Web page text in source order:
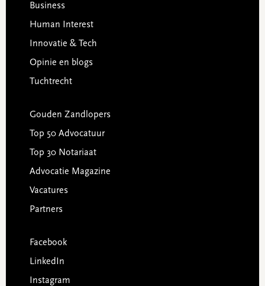
Business
Human Interest
Innovatie & Tech
Opinie en blogs
Tuchtrecht
Gouden Zandlopers
Top 50 Advocatuur
Top 30 Notariaat
Advocatie Magazine
Vacatures
Partners
Facebook
LinkedIn
Instagram